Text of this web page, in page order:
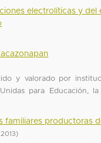
electrolíticas y
y valorado por
para Educación,
productoras
2013)